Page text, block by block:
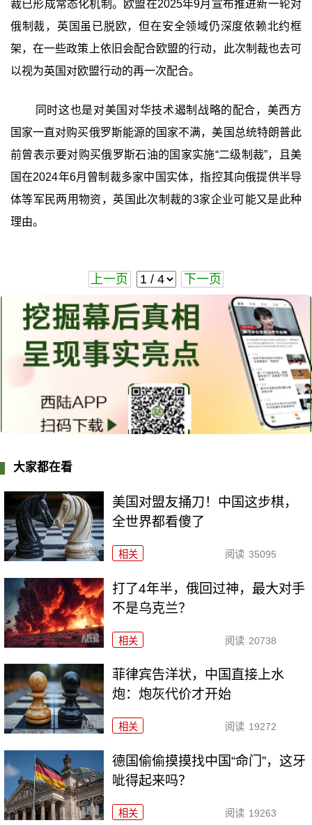
裁已形成常态化机制。欧盟在2025年9月宣布推进新一轮对
俄制裁，英国虽已脱欧，但在安全领域仍深度依赖北约框
架，在一些政策上依旧会配合欧盟的行动，此次制裁也去可
以视为英国对欧盟行动的再一次配合。
同时这也是对美国对华技术遏制战略的配合，美西方
国家一直对购买俄罗斯能源的国家不满，美国总统特朗普此
前曾表示要对购买俄罗斯石油的国家实施“二级制裁”，且美
国在2024年6月曾制裁多家中国实体，指控其向俄提供半导
体等军民两用物资，英国此次制裁的3家企业可能又是此种
理由。
上一页 下一页
大家都在看
美国对盟友捅刀！中国这步棋，
全世界都看傻了
相关 阅读 35095
打了4年半，俄回过神，最大对手
不是乌克兰？
相关 阅读 20738
菲律宾告洋状，中国直接上水
炮：炮灰代价才开始
相关 阅读 19272
德国偷偷摸摸找中国“命门”，这牙
呲得起来吗？
相关 阅读 19263